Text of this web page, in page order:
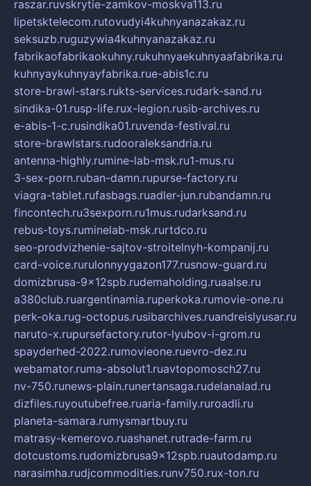
raszar.ruvskrytie-zamkov-moskva113.ru
lipetsktelecom.rutovudyi4kuhnyanazakaz.ru
seksuzb.ruguzywia4kuhnyanazakaz.ru
fabrikaofabrikaokuhny.rukuhnyaekuhnyaafabrika.ru
kuhnyaykuhnyayfabrika.rue-abis1c.ru
store-brawl-stars.rukts-services.rudark-sand.ru
sindika-01.rusp-life.rux-legion.rusib-archives.ru
e-abis-1-c.rusindika01.ruvenda-festival.ru
store-brawlstars.rudooraleksandria.ru
antenna-highly.rumine-lab-msk.ru1-mus.ru
3-sex-porn.ruban-damn.rupurse-factory.ru
viagra-tablet.rufasbags.ruadler-jun.rubandamn.ru
fincontech.ru3sexporn.ru1mus.rudarksand.ru
rebus-toys.ruminelab-msk.rurtdco.ru
seo-prodvizhenie-sajtov-stroitelnyh-kompanij.ru
card-voice.rurulonnyygazon177.rusnow-guard.ru
domizbrusa-9x12spb.rudemaholding.ruaalse.ru
a380club.ruargentinamia.ruperkoka.rumovie-one.ru
perk-oka.rug-octopus.rusibarchives.ruandreislyusar.ru
naruto-x.rupursefactory.rutor-lyubov-i-grom.ru
spayderhed-2022.rumovieone.ruevro-dez.ru
webamator.ruma-absolut1.ruavtopomosch27.ru
nv-750.runews-plain.runertansaga.rudelanalad.ru
dizfiles.ruyoutubefree.ruaria-family.ruroadli.ru
planeta-samara.rumysmartbuy.ru
matrasy-kemerovo.ruashanet.rutrade-farm.ru
dotcustoms.rudomizbrusa9x12spb.ruautodamp.ru
narasimha.rudjcommodities.runv750.rux-ton.ru